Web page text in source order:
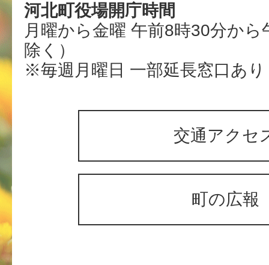
河北町役場開庁時間
月曜から金曜 午前8時30分か
除く）
※毎週月曜日 一部延長窓口あり
交通アクセ
町の広報